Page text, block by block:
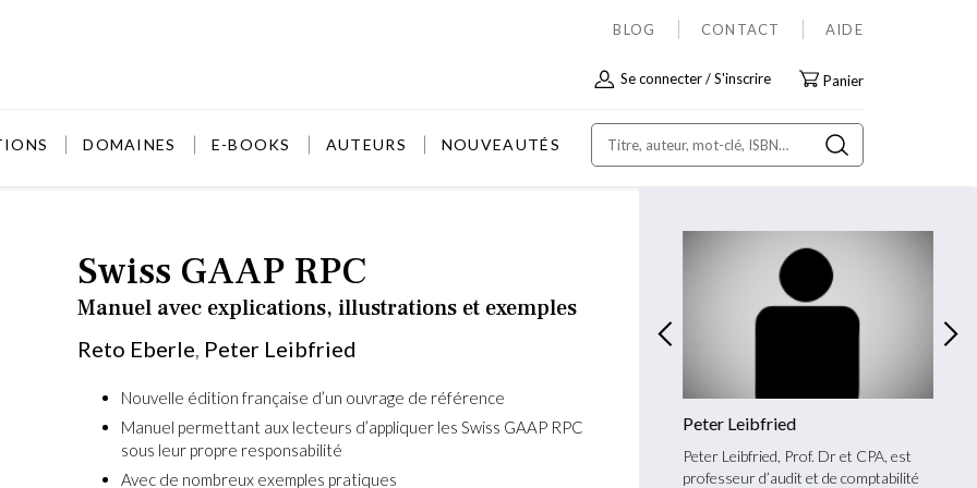
BLOG CONTACT AIDE
Allez
contenu
Se connecter S'inscrire Panier
DOMAINES E-BOOKS AUTEURS NOUVEAUTÉS
Swiss GAAP RPC
Manuel avec explications, illustrations et exemples
Reto Eberle, Peter Leibfried
Nouvelle édition française d’un ouvrage de référence
Manuel permettant aux lecteurs d’appliquer les Swiss GAAP RPC
sous leur propre responsabilité
Avec de nombreux exemples pratiques
Reto Eberle Peter Leibfried
Peter Leibfried, Prof. Dr et CPA, est
professeur d’audit et de comptabilité